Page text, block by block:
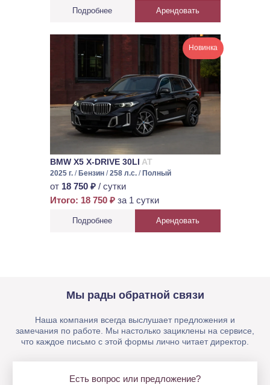
Подробнее Арендовать
Новинка
BMW X5 X-DRIVE 30LI AT
2025 г./ Бензин/258 л.с./ Полный
от 18 750 ₽/ сутки
Итого: 18 750 ₽ за 1 сутки
Подробнее Арендовать
Мы рады обратной связи
Наша компания всегда выслушает предложения и
замечания по работе. Мы настолько зациклены на сервисе,
что каждое письмо с этой формы лично читает директор.
Есть вопрос или предложение?